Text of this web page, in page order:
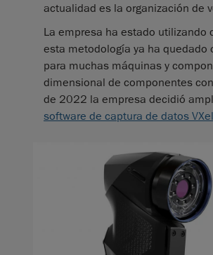
actualidad es la organización de
La empresa ha estado utilizando
esta metodología ya ha
para muchas máquinas y
dimensional de componentes
de 2022 la empresa decidió
software de captura de datos